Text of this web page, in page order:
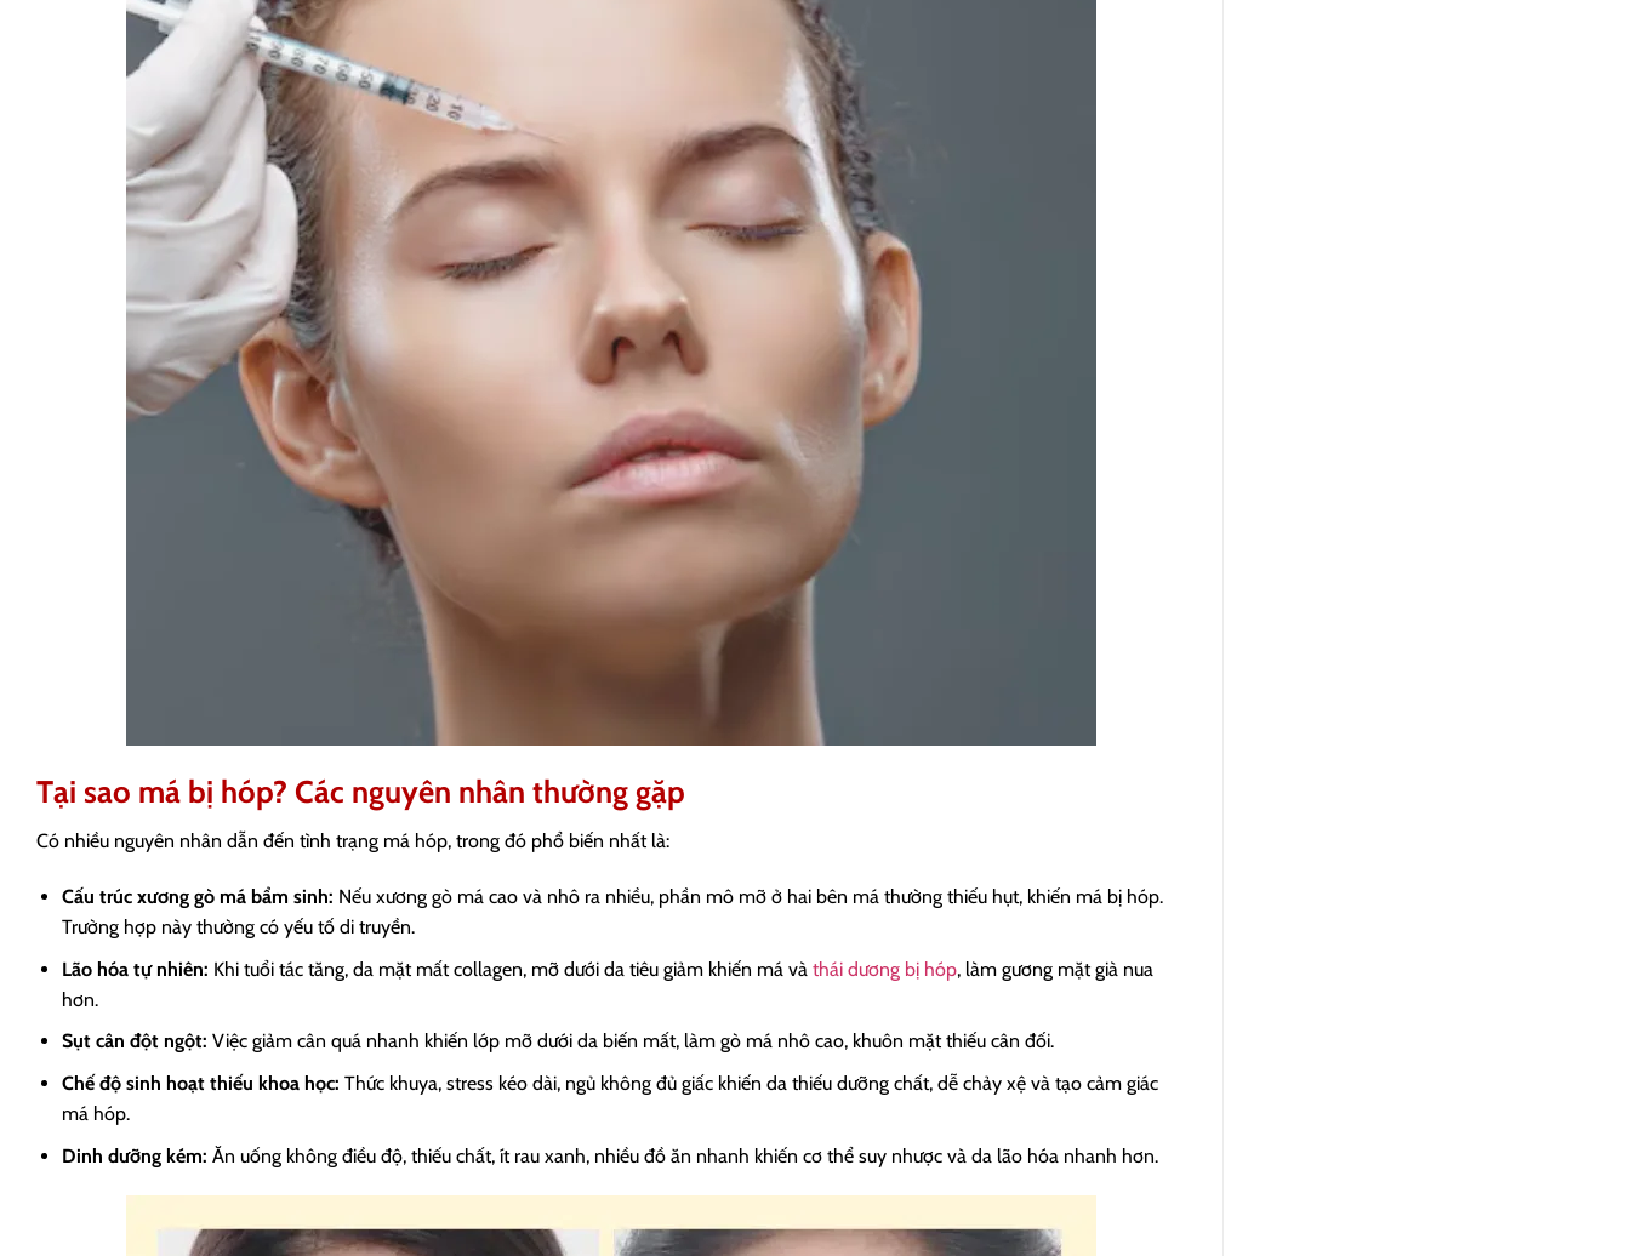
Tại sao má bị hóp? Các nguyên nhân thường gặp
Có nhiều nguyên nhân dẫn đến tình trạng má hóp, trong đó phổ biến nhất là:
Cấu trúc xương gò má bẩm sinh: Nếu xương gò má cao và nhô ra nhiều, phần mô mỡ ở hai bên má thường thiếu hụt, khiến má bị hóp.
Trường hợp này thường có yếu tố di truyền.
Lão hóa tự nhiên: Khi tuổi tác tăng, da mặt mất collagen, mỡ dưới da tiêu giảm khiến má và thái dương bị hóp, làm gương mặt già nua
hơn.
Sụt cân đột ngột: Việc giảm cân quá nhanh khiến lớp mỡ dưới da biến mất, làm gò má nhô cao, khuôn mặt thiếu cân đối.
Chế độ sinh hoạt thiếu khoa học: Thức khuya, stress kéo dài, ngủ không đủ giấc khiến da thiếu dưỡng chất, dễ chảy xệ và tạo cảm giác
má hóp.
Dinh dưỡng kém: Ăn uống không điều độ, thiếu chất, ít rau xanh, nhiều đồ ăn nhanh khiến cơ thể suy nhược và da lão hóa nhanh hơn.